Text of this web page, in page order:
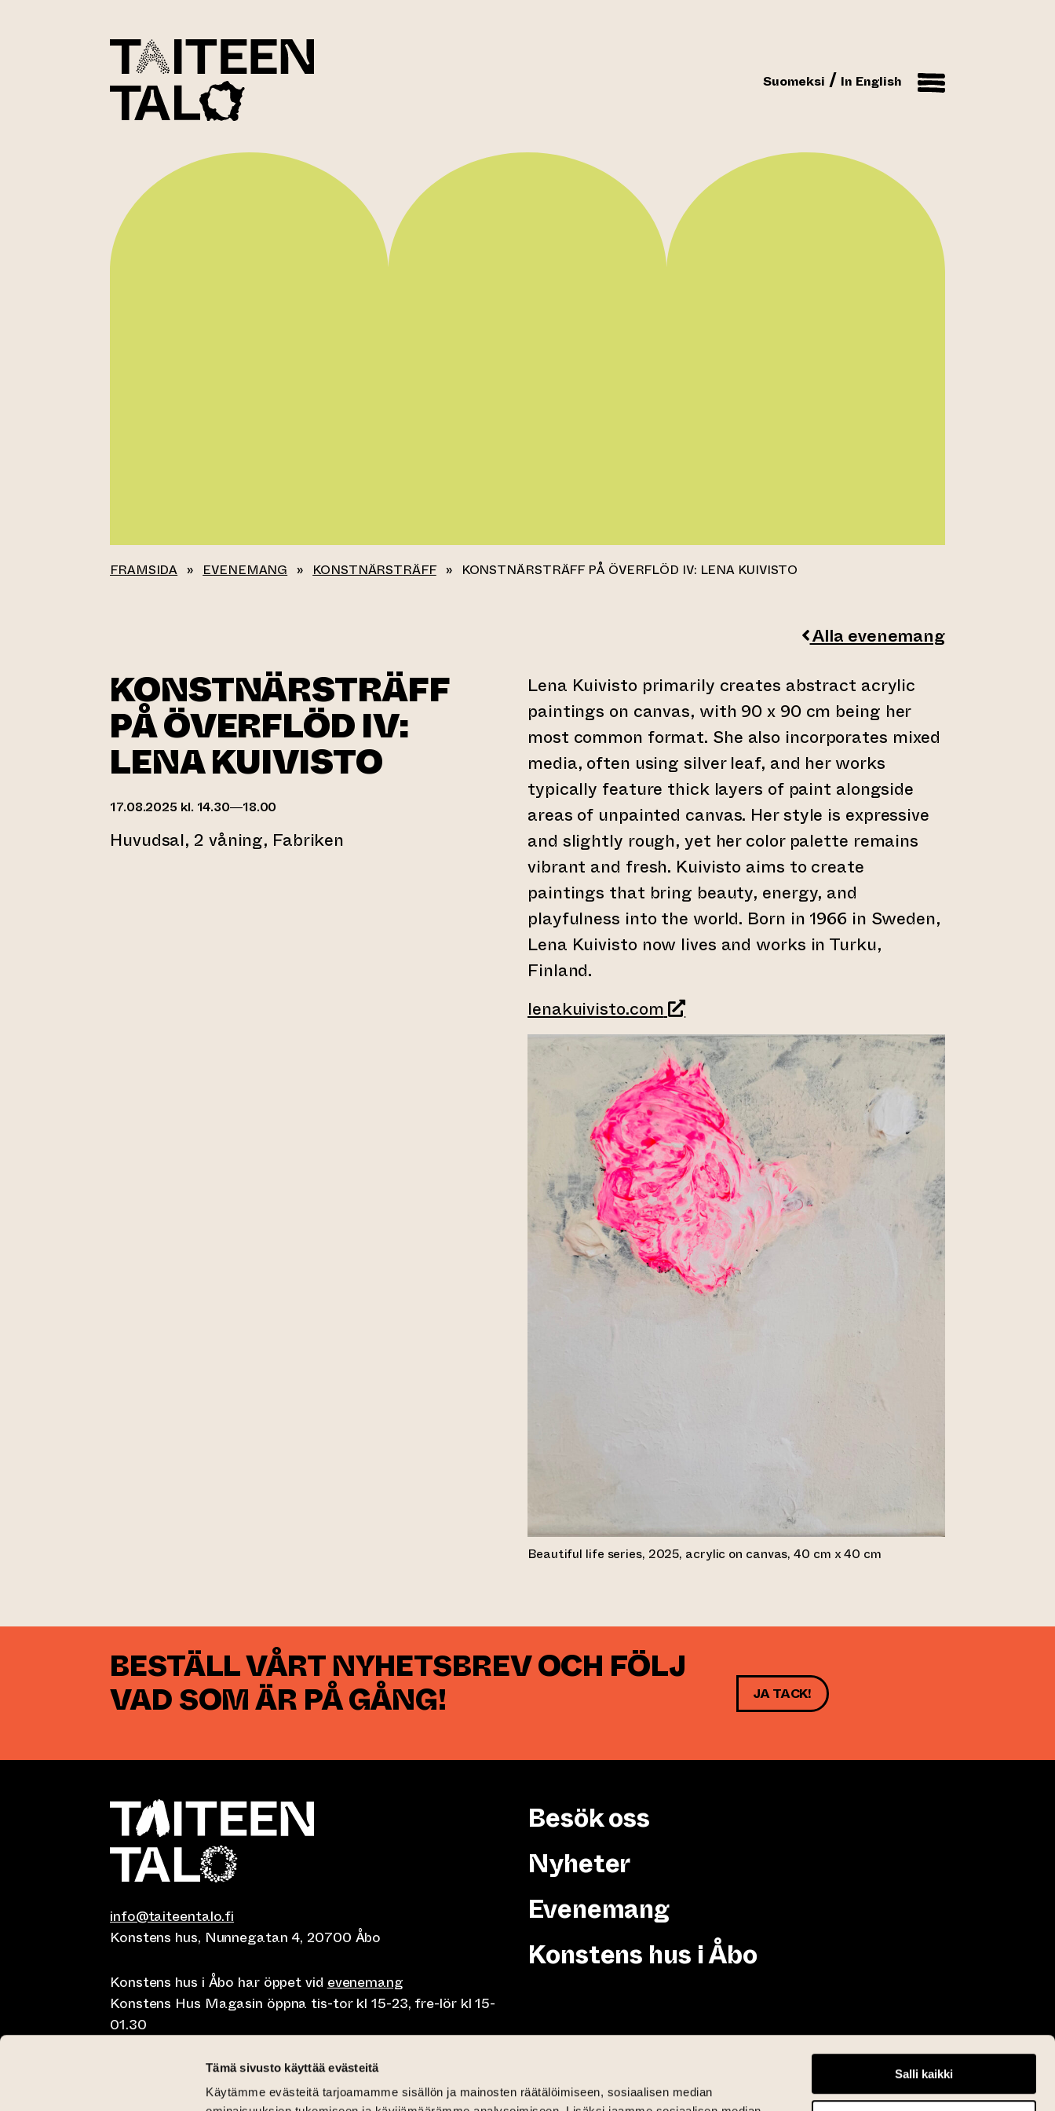
Tämä sivusto käyttää evästeitä
Käytämme evästeitä tarjoamamme sisällön ja mainosten räätälöimiseen, sosiaalisen median
Salli kaikki
Suomeksi In English
FRAMSIDA » EVENEMANG » KONSTNÄRSTRÄFF » KONSTNÄRSTRÄFF PÅ ÖVERFLÖD IV: LENA KUIVISTO
Alla evenemang
KONSTNÄRSTRÄFF
PÅ ÖVERFLÖD IV:
LENA KUIVISTO
17.08.2025 kl. 14.30—18.00
Huvudsal, 2 våning, Fabriken
Lena Kuivisto primarily creates abstract acrylic
paintings on canvas, with 90 x 90 cm being her
most common format. She also incorporates mixed
media, often using silver leaf, and her works
typically feature thick layers of paint alongside
areas of unpainted canvas. Her style is expressive
and slightly rough, yet her color palette remains
vibrant and fresh. Kuivisto aims to create
paintings that bring beauty, energy, and
playfulness into the world. Born in 1966 in Sweden,
Lena Kuivisto now lives and works in Turku,
Finland.
lenakuivisto.com(leder till annan webbtjänst)
Beautiful life series, 2025, acrylic on canvas, 40 cm x 40 cm
BESTÄLL VÅRT NYHETSBREV OCH FÖLJ
VAD SOM ÄR PÅ GÅNG!
JA TACK!
info@taiteentalo.fi
Konstens hus, Nunnegatan 4, 20700 Åbo
Konstens hus i Åbo har öppet vid evenemang
Konstens Hus Magasin öppna tis-tor kl 15-23, fre-lör kl 15-
01.30
Café Elephanten sön-mån 10-20, tis-tor klo 10-23, fre-lör klo
Besök oss
Nyheter
Evenemang
Konstens hus i Åbo